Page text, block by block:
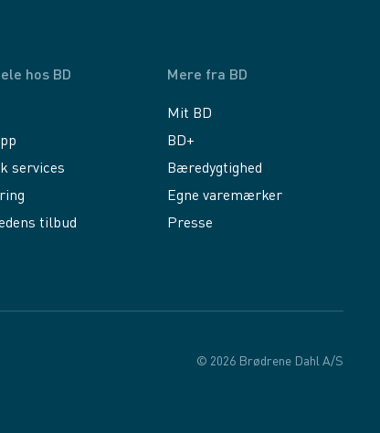
hos BD
services
tilbud
Mere fra BD
Mit BD
BD+
Bæredygtighed
Egne varemærker
Presse
© 2026 Brødrene Dahl A/S